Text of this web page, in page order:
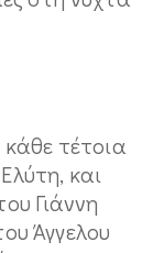
κάθε τέτοια
και
Γιάννη
Άγγελου